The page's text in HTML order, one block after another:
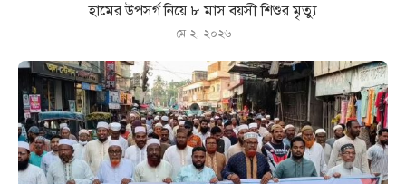
হামের উপসর্গ নিয়ে ৮ মাস বয়সী শিশুর মৃত্যু
মে ২, ২০২৬